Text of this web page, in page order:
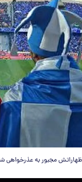
مجبور به عذرخواهی